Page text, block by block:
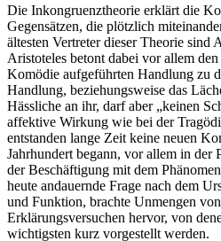
Die Inkongruenztheorie erklärt die
Gegensätzen, die plötzlich
ältesten Vertreter dieser Theorie sind
Aristoteles betont dabei vor allem
Komödie aufgeführten Handlung zu
Handlung, beziehungsweise das
Hässliche an ihr, darf aber „keinen
affektive Wirkung wie bei der
entstanden lange Zeit keine neuen
Jahrhundert begann, vor allem in der
der Beschäftigung mit dem
heute andauernde Frage nach dem
und Funktion, brachte Unmengen
Erklärungsversuchen hervor, von
wichtigsten kurz vorgestellt werden.